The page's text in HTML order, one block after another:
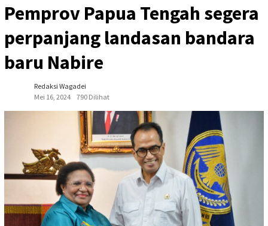
Pemprov Papua Tengah segera
perpanjang landasan bandara
baru Nabire
Redaksi Wagadei
Mei 16, 2024
790 Dilihat